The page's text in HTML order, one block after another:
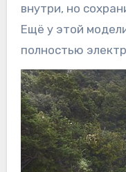
внутри, но
Ещё у этой
полностью